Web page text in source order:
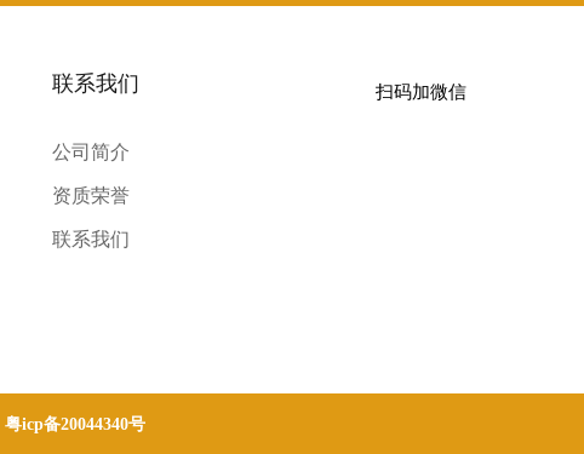
联系我们
公司简介
资质荣誉
联系我们
扫码加微信
粤icp备20044340号